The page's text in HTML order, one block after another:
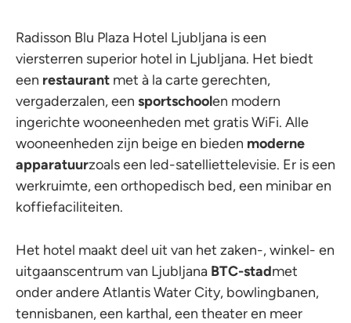
Radisson Blu Plaza Hotel Ljubljana is een
viersterren superior hotel in Ljubljana. Het biedt
een restaurant met à la carte gerechten,
vergaderzalen, een sportschoolen modern
ingerichte wooneenheden met gratis WiFi. Alle
wooneenheden zijn beige en bieden moderne
apparatuurzoals een led-satelliettelevisie. Er is een
werkruimte, een orthopedisch bed, een minibar en
koffiefaciliteiten.
Het hotel maakt deel uit van het zaken-, winkel- en
uitgaanscentrum van Ljubljana BTC-stadmet
onder andere Atlantis Water City, bowlingbanen,
tennisbanen, een karthal, een theater en meer